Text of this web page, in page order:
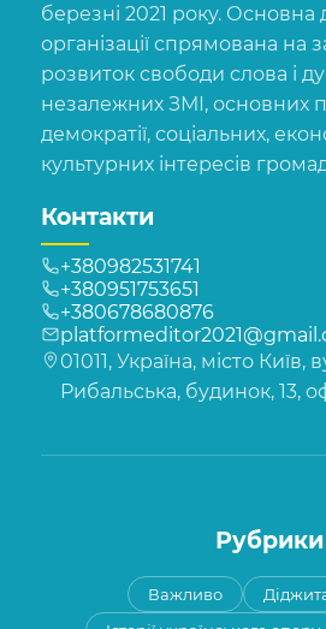
березні 2021 року. Основна
організації спрямована на
розвиток свободи слова і
незалежних ЗМІ, основних
демократії, соціальних,
культурних інтересів
Контакти
+380982531741
+380951753651
+380678680876
01011, Україна, місто Київ,
Рибальська, будинок, 13,
Рубрики
Важливо